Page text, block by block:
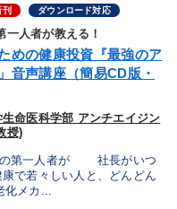
ダウンロード対応
一人者が教える！
めの健康投資『最強のア
音声講座（簡易CD版・
命医科学部 アンチエイジン
授)
の第一人者が 社長がいつ
で若々しい人と、どんどん
化メカ...